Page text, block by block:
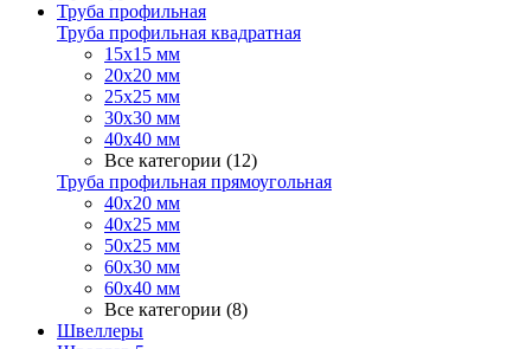
Труба профильная
Труба профильная квадратная
15х15 мм
20х20 мм
25х25 мм
30х30 мм
40х40 мм
Все категории (12)
Труба профильная прямоугольная
40х20 мм
40х25 мм
50х25 мм
60х30 мм
60х40 мм
Все категории (8)
Швеллеры